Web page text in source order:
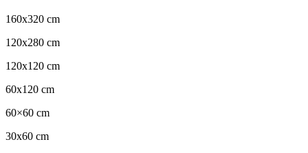
160x320 cm
120x280 cm
120x120 cm
60x120 cm
60×60 cm
30x60 cm